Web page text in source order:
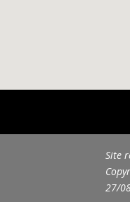
Site
27/